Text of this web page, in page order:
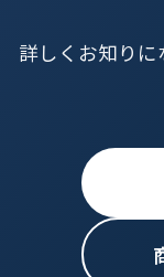
詳しくお知り